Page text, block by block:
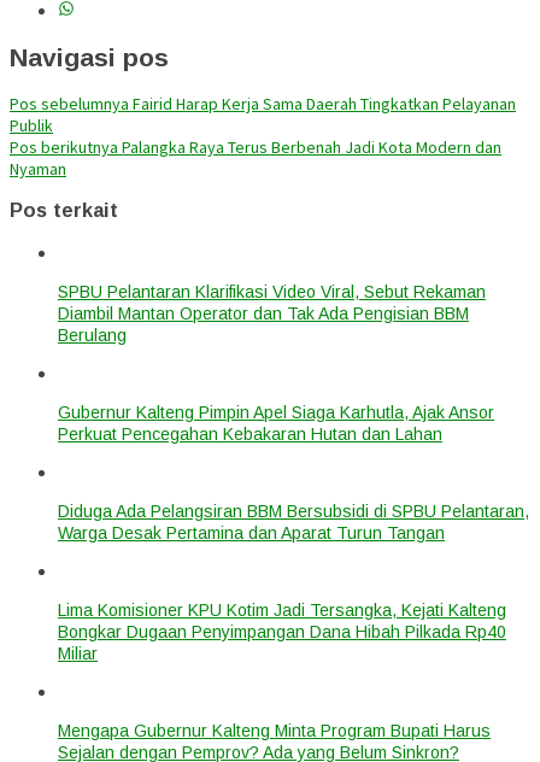
Navigasi pos
Pos sebelumnya Fairid Harap Kerja Sama Daerah Tingkatkan Pelayanan
Publik
Pos berikutnya Palangka Raya Terus Berbenah Jadi Kota Modern dan
Nyaman
Pos terkait
SPBU Pelantaran Klarifikasi Video Viral, Sebut Rekaman
Diambil Mantan Operator dan Tak Ada Pengisian BBM
Berulang
Gubernur Kalteng Pimpin Apel Siaga Karhutla, Ajak Ansor
Perkuat Pencegahan Kebakaran Hutan dan Lahan
Diduga Ada Pelangsiran BBM Bersubsidi di SPBU Pelantaran,
Warga Desak Pertamina dan Aparat Turun Tangan
Lima Komisioner KPU Kotim Jadi Tersangka, Kejati Kalteng
Bongkar Dugaan Penyimpangan Dana Hibah Pilkada Rp40
Miliar
Mengapa Gubernur Kalteng Minta Program Bupati Harus
Sejalan dengan Pemprov? Ada yang Belum Sinkron?